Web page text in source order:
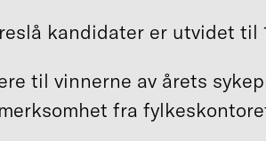
kandidater er utvidet til
til vinnerne av årets
fra